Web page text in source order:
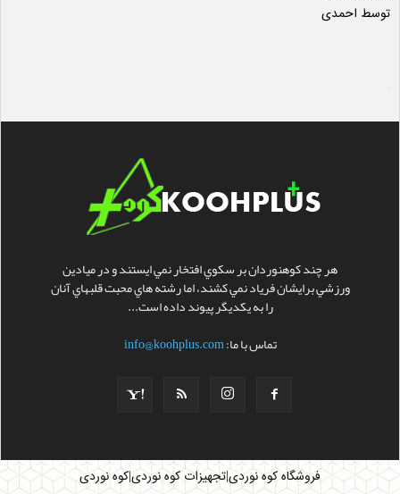
امتیاز 5از 5
توسط احمدی
هر چند کوهنوردان بر سکوي افتخار نمي ايستند و در ميادين
ورزشي برايشان فرياد نمي کشند، اما رشته هاي محبت قلبهاي آنان
را به يکديگر پيوند داده است...
تماس با ما:info@koohplus.com
فروشگاه کوه نوردی|تجهیزات کوه نوردی|کوه نوردی